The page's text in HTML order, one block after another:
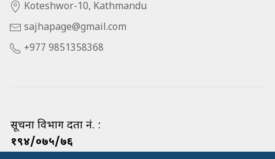
Koteshwor-10, Kathmandu
sajhapage@gmail.com
+977 9851358368
सूचना विभाग दर्ता नं. :
१९४/०७५/७६